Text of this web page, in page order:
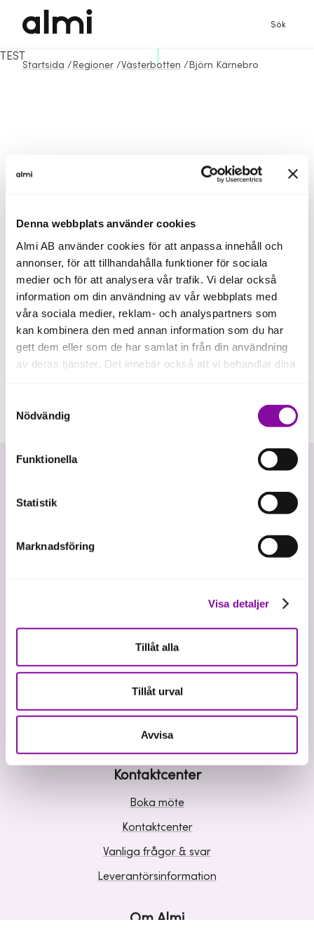
Denna webbplats använder cookies
Almi AB använder cookies för att anpassa innehåll och
annonser, för att tillhandahålla funktioner för sociala
medier och för att analysera vår trafik. Vi delar också
information om din användning av vår webbplats med
våra sociala medier, reklam- och analyspartners som
kan kombinera den med annan information som du har
gett dem eller som de har samlat in från din användning
av deras tjänster. Det innebär också att vi behandlar dina
Om du klickar på avvisa kommer användning av kakor
eller delning av information enligt ovan, inte att ske,
förutom för kakor som är nödvändiga för att hemsidan
ska fungera se mer under inställningar.
Nödvändig
Funktionella
Statistik
Marknadsföring
Visa detaljer
Tillåt alla
Tillåt urval
Avvisa
Sök
Startsida / Regioner /Västerbotten / Björn Kärnebro
TEST
Våra tjänster
Riskkapital
Affärsutveckling
Kunskap och inspiration
Kontaktcenter
Boka möte
Kontaktcenter
Vanliga frågor & svar
Leverantörsinformation
Om Almi